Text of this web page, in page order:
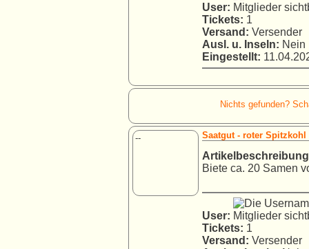
User:
Tickets: 1
Versand: Versender
Ausl. u. Inseln: Nein
Eingestellt:
Nichts gefunden?
-- Saatgut - roter Spitzkohl
Biete ca. 20 Samen
User:
Tickets: 1
Versand: Versender